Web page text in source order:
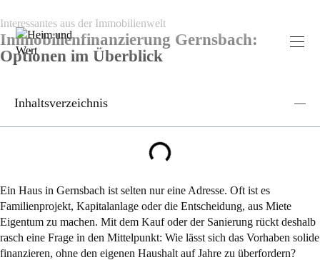
Interessantes aus der Immobilienwelt
Immobilienfinanzierung Gernsbach:
Optionen im Überblick
Inhaltsverzeichnis
Ein Haus in Gernsbach ist selten nur eine Adresse. Oft ist es
Familienprojekt, Kapitalanlage oder die Entscheidung, aus Miete
Eigentum zu machen. Mit dem Kauf oder der Sanierung rückt deshalb
rasch eine Frage in den Mittelpunkt: Wie lässt sich das Vorhaben solide
finanzieren, ohne den eigenen Haushalt auf Jahre zu überfordern?